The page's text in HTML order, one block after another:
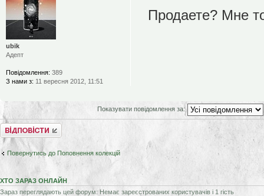
Продаете? Мне
ubik
Адепт
Повідомлення: 389
З нами з: 11 вересня 2012, 11:51
Показувати повідомлення за:
Відповісти
Повернутись до Поповнення колекцій
ХТО ЗАРАЗ ОНЛАЙН
Зараз переглядають цей форум: Немає зареєстрованих користувачів і 1 гість